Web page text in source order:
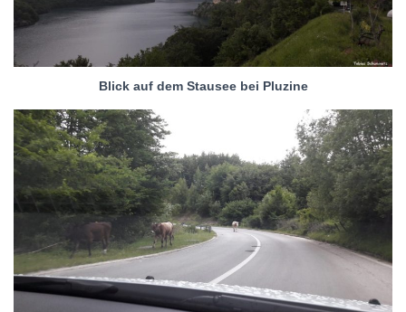
Blick auf dem Stausee bei Pluzine